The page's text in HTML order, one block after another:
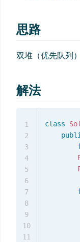
思路
双堆（优先队列）
解法
class
1
2
3
4
5
6
7
8
9
10
11